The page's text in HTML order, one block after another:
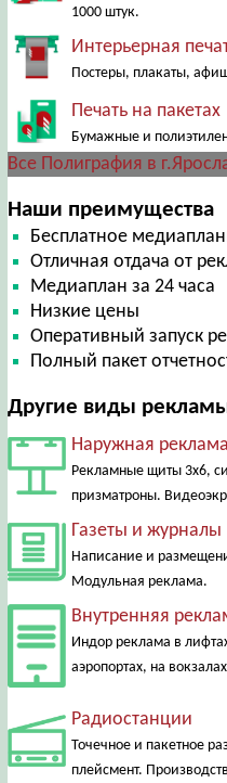
1000 штук.
Интерьерная
Постеры, плакаты,
Печать на пакетах
Бумажные и
Все Полиграфия в
Наши преимущества
Бесплатное
Отличная отдача от
Медиаплан за 24 часа
Низкие цены
Оперативный запуск
Полный пакет
Другие виды
Наружная реклама
Рекламные щиты 3х6,
призматроны.
Газеты и журналы
Написание и
Модульная реклама.
Внутренняя
Индор реклама в
аэропортах, на
Радиостанции
Точечное и пакетное
плейсмент.